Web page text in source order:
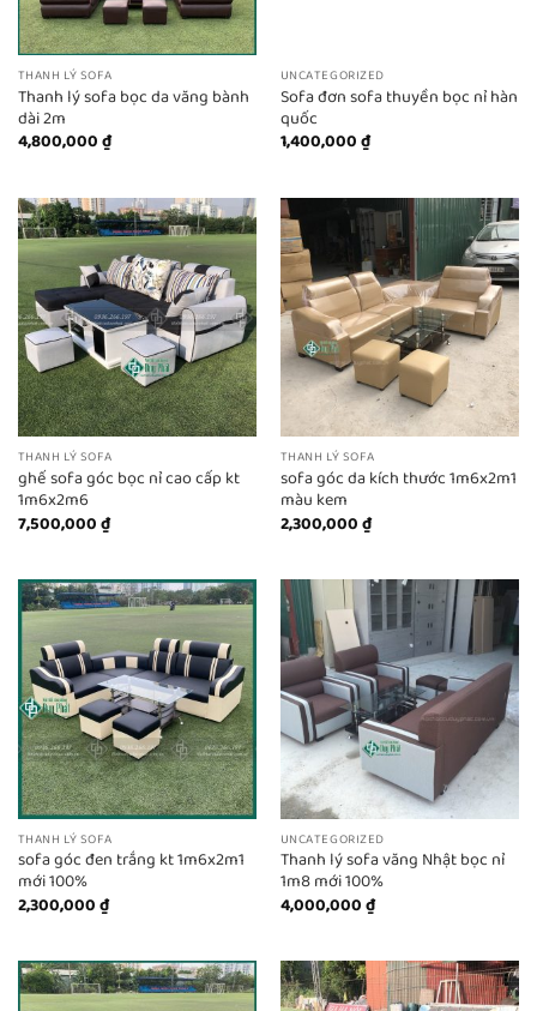
THANH LÝ SOFA
Thanh lý sofa bọc da văng bành
dài 2m
4,800,000₫
UNCATEGORIZED
Sofa đơn sofa thuyền bọc nỉ hàn
quốc
1,400,000₫
THANH LÝ SOFA
ghế sofa góc bọc nỉ cao cấp kt
1m6x2m6
7,500,000₫
THANH LÝ SOFA
sofa góc da kích thước 1m6x2m1
màu kem
2,300,000₫
THANH LÝ SOFA
sofa góc đen trắng kt 1m6x2m1
mới 100%
2,300,000₫
UNCATEGORIZED
Thanh lý sofa văng Nhật bọc nỉ
1m8 mới 100%
4,000,000₫